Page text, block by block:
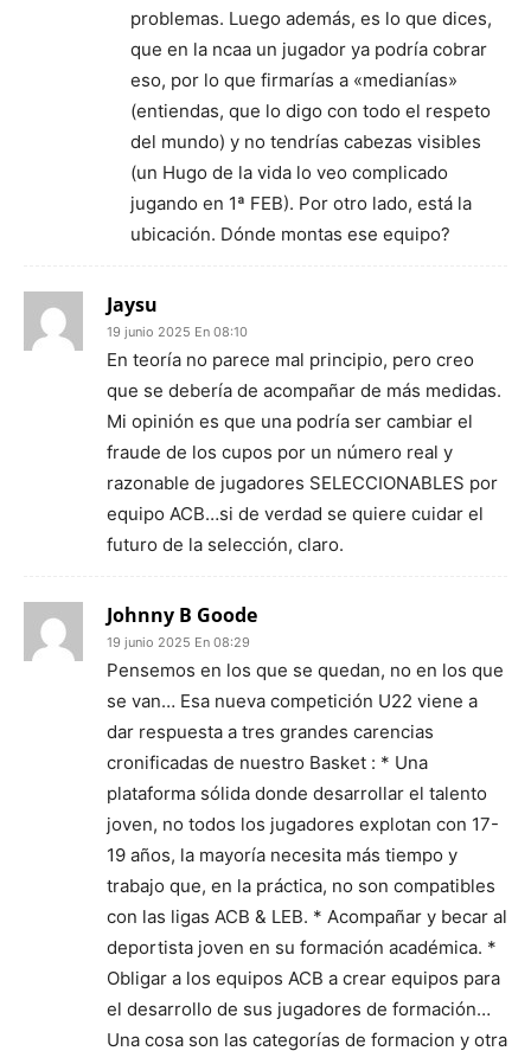
problemas. Luego además, es lo que dices,
que en la ncaa un jugador ya podría cobrar
eso, por lo que firmarías a «medianías»
(entiendas, que lo digo con todo el respeto
del mundo) y no tendrías cabezas visibles
(un Hugo de la vida lo veo complicado
jugando en 1ª FEB). Por otro lado, está la
ubicación. Dónde montas ese equipo?
Jaysu
19 junio 2025 En 08:10
En teoría no parece mal principio, pero creo
que se debería de acompañar de más medidas.
Mi opinión es que una podría ser cambiar el
fraude de los cupos por un número real y
razonable de jugadores SELECCIONABLES por
equipo ACB…si de verdad se quiere cuidar el
futuro de la selección, claro.
Johnny B Goode
19 junio 2025 En 08:29
Pensemos en los que se quedan, no en los que
se van… Esa nueva competición U22 viene a
dar respuesta a tres grandes carencias
cronificadas de nuestro Basket : * Una
plataforma sólida donde desarrollar el talento
joven, no todos los jugadores explotan con 17-
19 años, la mayoría necesita más tiempo y
trabajo que, en la práctica, no son compatibles
con las ligas ACB & LEB. * Acompañar y becar al
deportista joven en su formación académica. *
Obligar a los equipos ACB a crear equipos para
el desarrollo de sus jugadores de formación…
Una cosa son las categorías de formacion y otra